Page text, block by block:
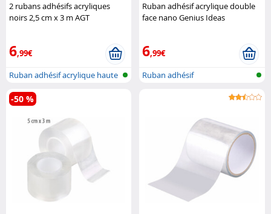
2 rubans adhésifs acryliques
noirs 2,5 cm x 3 m AGT
6,99€
Ruban adhésif acrylique haute
perfo..
Ruban adhésif acrylique double
face nano Genius Ideas
6,99€
Ruban adhésif
-50 %